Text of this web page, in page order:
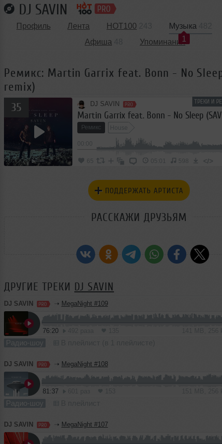
DJ SAVIN
Профиль Лента HOT100
Музыка
1
Афиша
Упоминания
Ремикс: Martin Garrix feat. Bonn - No
remix)
ТРЕКИ И
35 DJ SAVIN
Martin Garrix feat. Bonn - No Sleep
Ремикс House
65 05:01 598 </>
ПОДДЕРЖАТЬ АРТИСТА
РАССКАЖИ ДРУЗЬЯМ
ДРУГИЕ ТРЕКИ DJ SAVIN
DJ SAVIN ➝ MegaNight #109
76:20
Радио-шоу
DJ SAVIN ➝ MegaNight #108
81:37
Радио-шоу
DJ SAVIN ➝ MegaNight #107